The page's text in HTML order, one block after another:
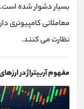
بسیار دشوار شده
معاملاتی کامپیوتری
نظارت می کنند.
مفهوم آربیتراژ در